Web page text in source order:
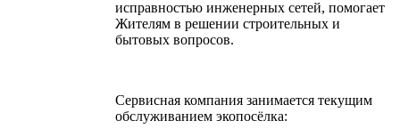
исправностью инженерных сетей, помогает
Жителям в решении строительных и
бытовых вопросов.
Сервисная компания занимается текущим
обслуживанием экопосёлка: